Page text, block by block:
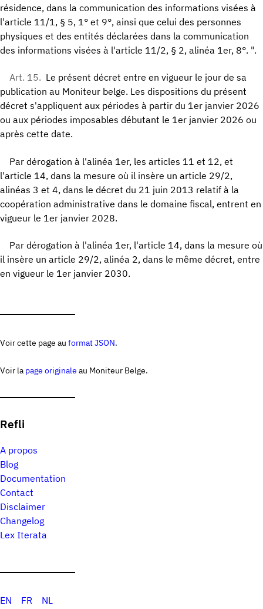
résidence, dans la communication des informations visées à
l'article 11/1, § 5, 1° et 9°, ainsi que celui des personnes
physiques et des entités déclarées dans la communication
des informations visées à l'article 11/2, § 2, alinéa 1er, 8°. ".
Art. 15. Le présent décret entre en vigueur le jour de sa
publication au Moniteur belge. Les dispositions du présent
décret s'appliquent aux périodes à partir du 1er janvier 2026
ou aux périodes imposables débutant le 1er janvier 2026 ou
après cette date.
Par dérogation à l'alinéa 1er, les articles 11 et 12, et
l'article 14, dans la mesure où il insère un article 29/2,
alinéas 3 et 4, dans le décret du 21 juin 2013 relatif à la
coopération administrative dans le domaine fiscal, entrent en
vigueur le 1er janvier 2028.
Par dérogation à l'alinéa 1er, l'article 14, dans la mesure où
il insère un article 29/2, alinéa 2, dans le même décret, entre
en vigueur le 1er janvier 2030.
Voir cette page au format JSON.
Voir la page originale au Moniteur Belge.
Refli
A propos
Blog
Documentation
Contact
Disclaimer
Changelog
Lex Iterata
EN FR NL